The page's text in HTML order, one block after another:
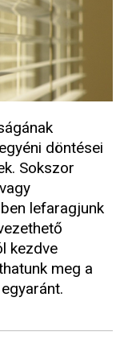
döntései
Sokszor
lefaragjunk
kezdve
meg a